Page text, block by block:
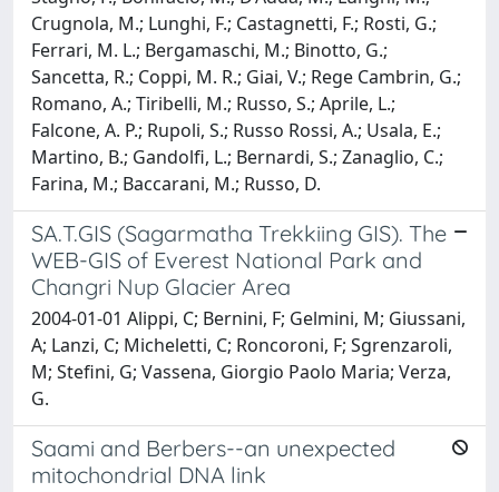
Crugnola, M.; Lunghi, F.; Castagnetti, F.; Rosti, G.;
Ferrari, M. L.; Bergamaschi, M.; Binotto, G.;
Sancetta, R.; Coppi, M. R.; Giai, V.; Rege Cambrin, G.;
Romano, A.; Tiribelli, M.; Russo, S.; Aprile, L.;
Falcone, A. P.; Rupoli, S.; Russo Rossi, A.; Usala, E.;
Martino, B.; Gandolfi, L.; Bernardi, S.; Zanaglio, C.;
Farina, M.; Baccarani, M.; Russo, D.
SA.T.GIS (Sagarmatha Trekkiing GIS). The
WEB-GIS of Everest National Park and
Changri Nup Glacier Area
2004-01-01 Alippi, C; Bernini, F; Gelmini, M; Giussani,
A; Lanzi, C; Micheletti, C; Roncoroni, F; Sgrenzaroli,
M; Stefini, G; Vassena, Giorgio Paolo Maria; Verza,
G.
Saami and Berbers--an unexpected
mitochondrial DNA link